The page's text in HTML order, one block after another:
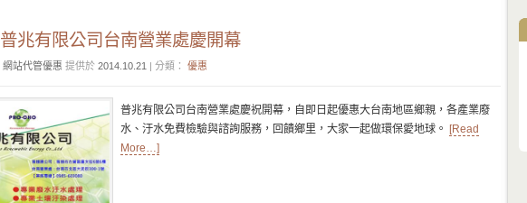
普兆有限公司台南營業處慶開幕
網站代管優惠 提供於 2014.10.21 | 分類： 優惠
普兆有限公司台南營業處慶祝開幕，自即日起優惠大台南地區鄉親，各產業廢
水、汙水免費檢驗與諮詢服務，回饋鄉里，大家一起做環保愛地球。 [Read
More…]